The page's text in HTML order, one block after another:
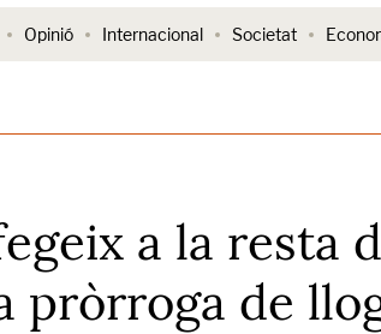
Opinió Internacional Societat
a la resta
pròrroga de